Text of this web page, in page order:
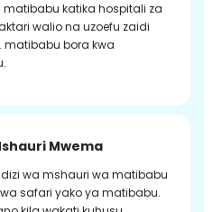
matibabu katika hospitali za
walio na uzoefu zaidi
matibabu bora kwa
Mwema
wa mshauri wa matibabu
safari yako ya matibabu.